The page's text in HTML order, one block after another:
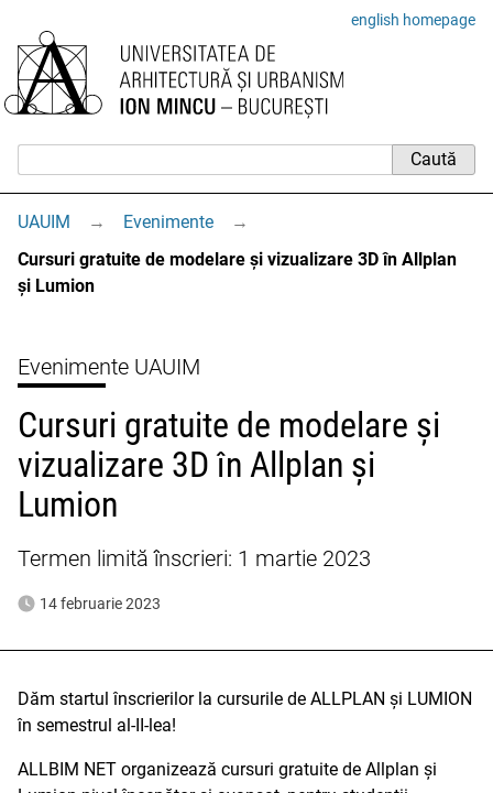
english homepage
UAUIM → Evenimente
→
Cursuri gratuite de modelare și vizualizare 3D în Allplan
și Lumion
Evenimente UAUIM
Cursuri gratuite de modelare și
vizualizare 3D în Allplan și
Lumion
Termen limită înscrieri: 1 martie 2023
14 februarie 2023
Dăm startul înscrierilor la cursurile de ALLPLAN și LUMION
în semestrul al-II-lea!
ALLBIM NET organizează cursuri gratuite de Allplan și